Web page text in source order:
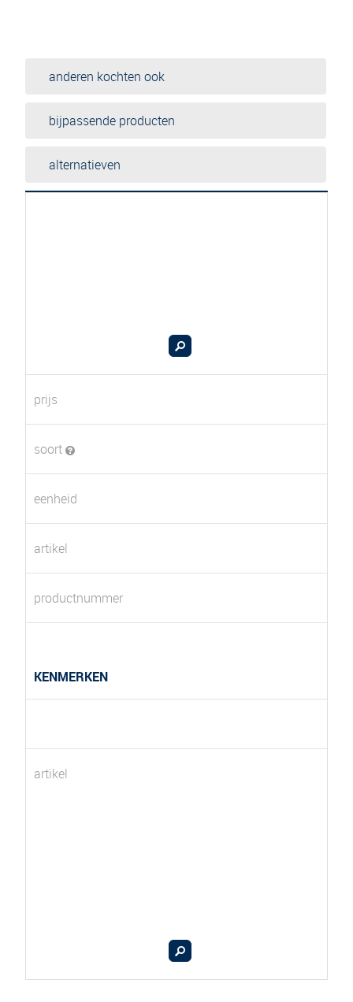
anderen kochten ook
bijpassende producten
alternatieven
prijs
soort
eenheid
artikel
productnummer
KENMERKEN
artikel